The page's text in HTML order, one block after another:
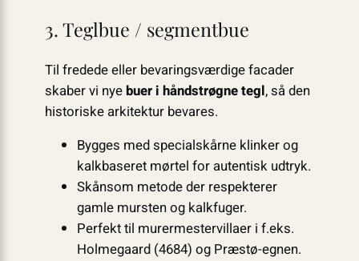
3. Teglbue / segmentbue
Til fredede eller bevaringsværdige facader
skaber vi nyebuer i håndstrøgne tegl, så den
historiske arkitektur bevares.
Bygges med special­skårne klinker og
kalkbaseret mørtel for autentisk udtryk.
Skånsom metode der respekterer
gamle mursten og kalkfuger.
Perfekt til murermestervillaer i f.eks.
Holmegaard (4684) og Præstø-egnen.